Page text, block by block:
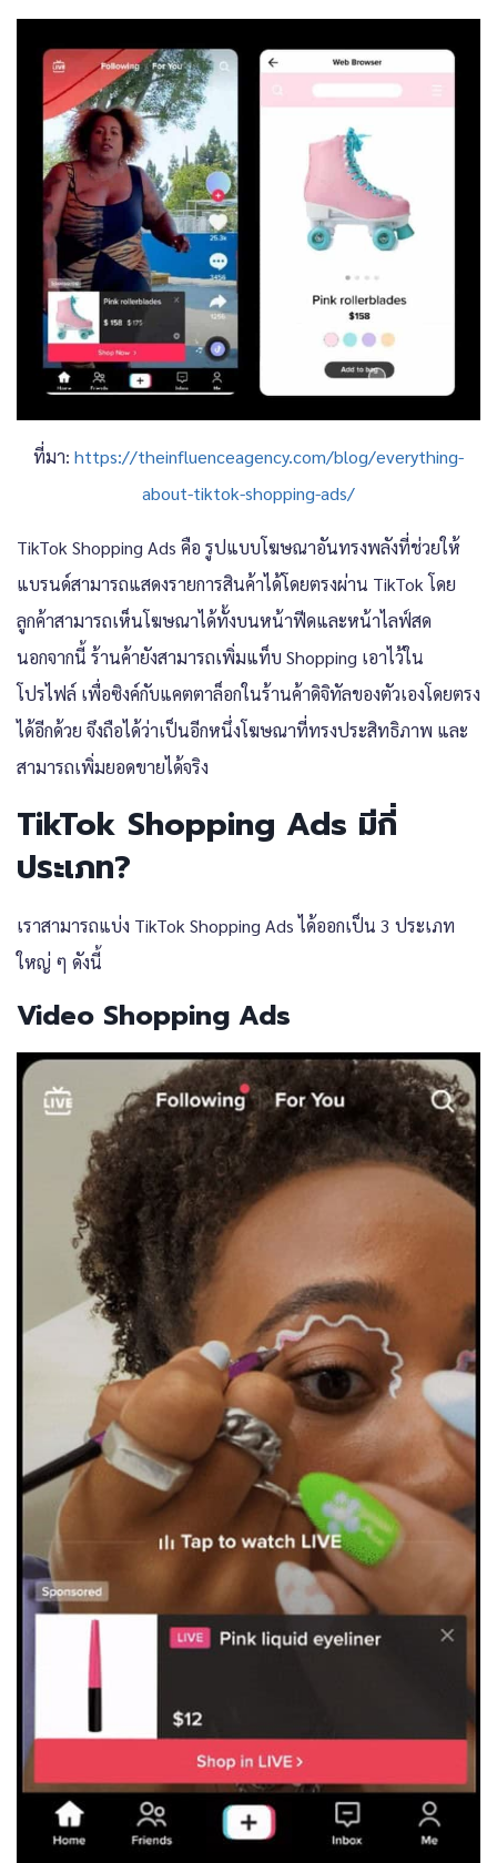
ที่มา: https://theinfluenceagency.com/blog/everything-
about-tiktok-shopping-ads/
TikTok Shopping Ads คือ รูปแบบโฆษณาอันทรงพลังที่ช่วยให้
แบรนด์สามารถแสดงรายการสินค้าได้โดยตรงผ่าน TikTok โดย
ลูกค้าสามารถเห็นโฆษณาได้ทั้งบนหน้าฟีดและหน้าไลฟ์สด
นอกจากนี้ ร้านค้ายังสามารถเพิ่มแท็บ Shopping เอาไว้ใน
โปรไฟล์ เพื่อซิงค์กับแคตตาล็อกในร้านค้าดิจิทัลของตัวเองโดยตรง
ได้อีกด้วย จึงถือได้ว่าเป็นอีกหนึ่งโฆษณาที่ทรงประสิทธิภาพ และ
สามารถเพิ่มยอดขายได้จริง
TikTok Shopping Ads มีกี่
ประเภท?
เราสามารถแบ่ง TikTok Shopping Ads ได้ออกเป็น 3 ประเภท
ใหญ่ ๆ ดังนี้
Video Shopping Ads